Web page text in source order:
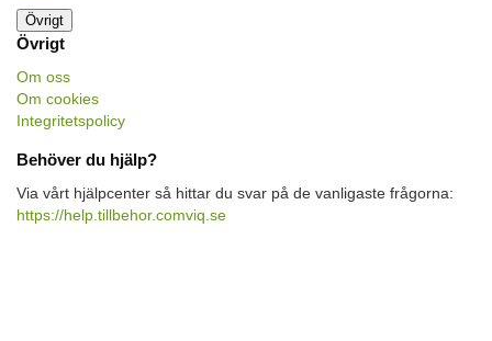
Övrigt
Övrigt
Om oss
Om cookies
Integritetspolicy
Behöver du hjälp?
Via vårt hjälpcenter så hittar du svar på de vanligaste frågorna:
https://help.tillbehor.comviq.se